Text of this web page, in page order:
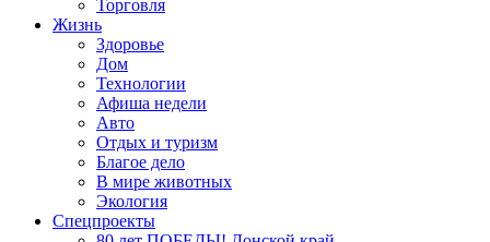
Торговля
Жизнь
Здоровье
Дом
Технологии
Афиша недели
Авто
Отдых и туризм
Благое дело
В мире животных
Экология
Спецпроекты